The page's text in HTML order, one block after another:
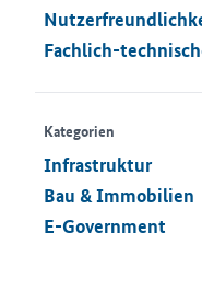
.
Fachlich-
Kategorien
Infrastruktur
Bau & Immobilien
E-Government